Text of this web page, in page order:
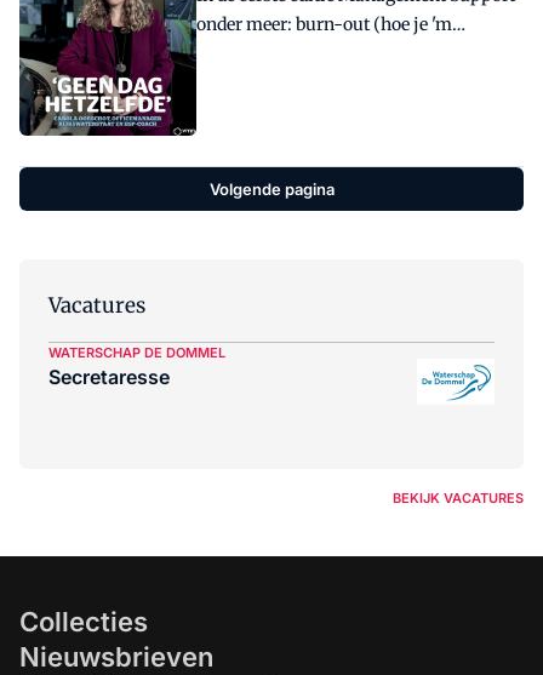
onder meer: burn-out (hoe je 'm
voorkomt én hoe je ervan herstelt) en
Volgende pagina
Vacatures
WATERSCHAP DE DOMMEL
Secretaresse
BEKIJK VACATURES
Collecties
Nieuwsbrieven